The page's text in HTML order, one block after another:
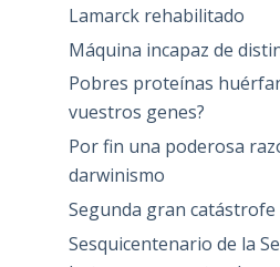
Lamarck rehabilitado
Máquina incapaz de
Pobres proteínas
vuestros genes?
Por fin una poderosa
darwinismo
Segunda gran catástrofe
Sesquicentenario de la